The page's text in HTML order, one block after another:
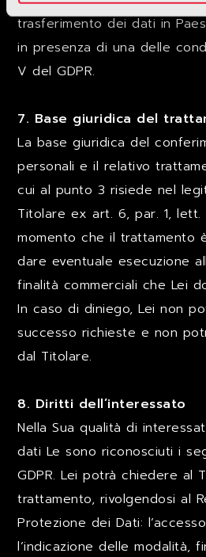
trasferimento dei dati in
in presenza di una delle
V del GDPR.
7. Base giuridica del
La base giuridica del
personali e il relativo
cui al punto 3 risiede nel
Titolare ex art. 6, par. 1, lett.
momento che il trattamento
dare eventuale esecuzione
finalità commerciali che Lei
In caso di diniego, Lei non
successo richieste e non
dal Titolare.
8. Diritti dell’interessato
Nella Sua qualità di
dati Le sono riconosciuti i
GDPR. Lei potrà chiedere al
trattamento, rivolgendosi al
Protezione dei Dati:
l’indicazione delle modalità,